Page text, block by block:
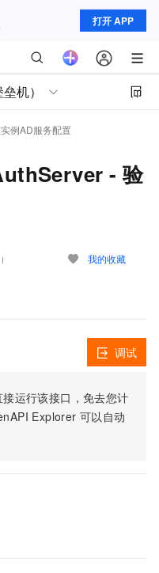
打开 APP
机）
例AD服务配置
- 验
我的收藏
接运行该接口，免去您计
Explorer 可以自动
调试